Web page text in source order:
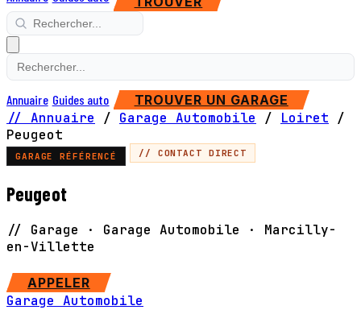
Annuaire Guides auto TROUVER UN GARAGE
// Annuaire / Garage Automobile / Loiret
/
Peugeot
GARAGE RÉFÉRENCÉ // CONTACT DIRECT
Peugeot
// Garage · Garage Automobile · Marcilly-
en-Villette
APPELER
Garage Automobile